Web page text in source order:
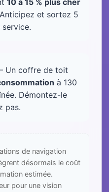
10 à 15 % plus cher
et sortez 5
Un coffre de toit
à 130
Démontez-le
pas.
de navigation
désormais le coût
estimée.
pour une vision